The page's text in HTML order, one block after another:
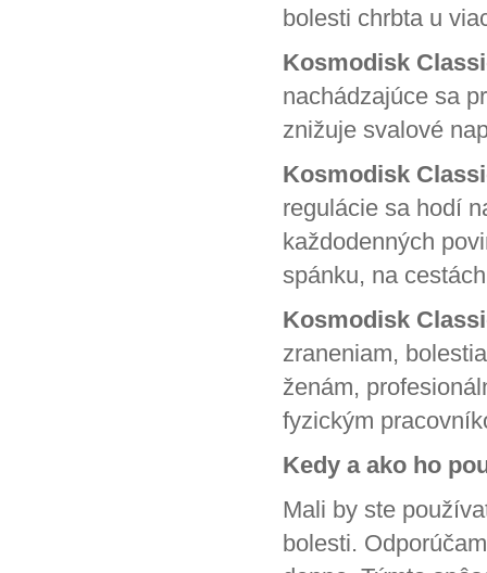
bolesti chrbta u
Kosmodisk
nachádzajúce sa
znižuje svalové
Kosmodisk
regulácie sa hodí
každodenných
spánku, na
Kosmodisk
zraneniam,
ženám,
fyzickým
Kedy a ako ho
Mali by ste
bolesti.